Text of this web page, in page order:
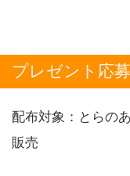
プレゼント応
配布対象：とらの
販売